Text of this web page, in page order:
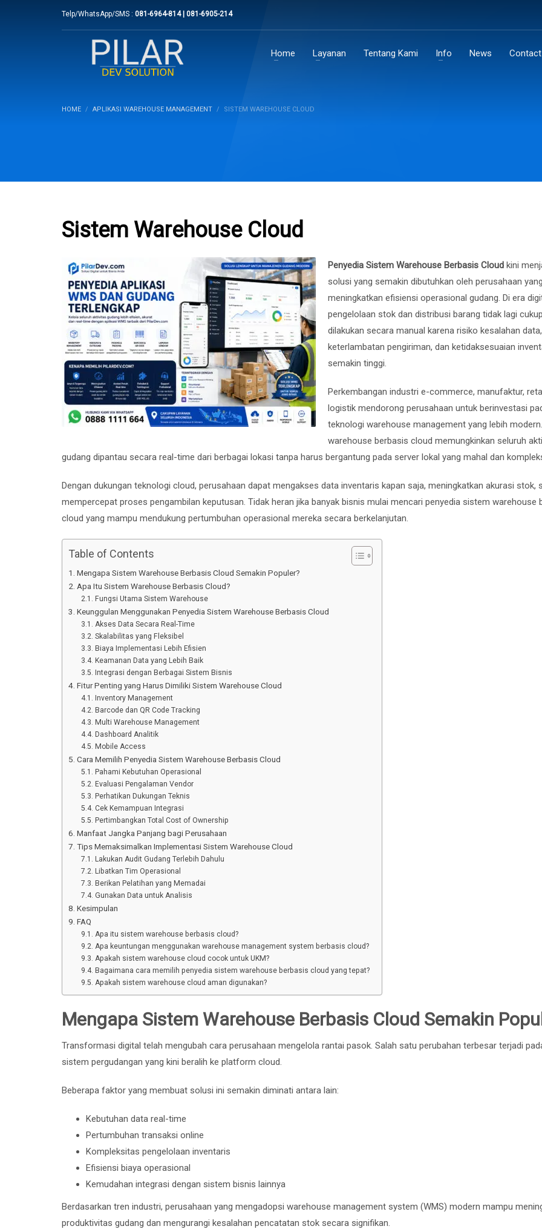
Telp/WhatsApp/SMS : 081-6964-814 | 081-6905-214
Home Layanan Tentang Kami Info News
HOME APLIKASI WAREHOUSE MANAGEMENT SISTEM WAREHOUSE CLOUD
Sistem Warehouse Cloud
Penyedia Sistem Warehouse Berbasis Cloud kini
solusi yang semakin dibutuhkan oleh perusahaan
meningkatkan efisiensi operasional gudang. Di era
pengelolaan stok dan distribusi barang tidak lagi cukup
dilakukan secara manual karena risiko kesalahan data,
keterlambatan pengiriman, dan ketidaksesuaian
semakin tinggi.
Perkembangan industri e-commerce, manufaktur,
logistik mendorong perusahaan untuk berinvestasi
teknologi warehouse management yang lebih
warehouse berbasis cloud memungkinkan seluruh
gudang dipantau secara real-time dari berbagai lokasi tanpa harus bergantung pada server lokal yang mahal dan
Dengan dukungan teknologi cloud, perusahaan dapat mengakses data inventaris kapan saja, meningkatkan akurasi stok,
mempercepat proses pengambilan keputusan. Tidak heran jika banyak bisnis mulai mencari penyedia sistem warehouse
cloud yang mampu mendukung pertumbuhan operasional mereka secara berkelanjutan.
Table of Contents
Mengapa Sistem Warehouse Berbasis Cloud Semakin Populer?
Apa Itu Sistem Warehouse Berbasis Cloud?
Fungsi Utama Sistem Warehouse
Keunggulan Menggunakan Penyedia Sistem Warehouse Berbasis Cloud
Akses Data Secara Real-Time
Skalabilitas yang Fleksibel
Biaya Implementasi Lebih Efisien
Keamanan Data yang Lebih Baik
Integrasi dengan Berbagai Sistem Bisnis
Fitur Penting yang Harus Dimiliki Sistem Warehouse Cloud
Inventory Management
Barcode dan QR Code Tracking
Multi Warehouse Management
Dashboard Analitik
Mobile Access
Cara Memilih Penyedia Sistem Warehouse Berbasis Cloud
Pahami Kebutuhan Operasional
Evaluasi Pengalaman Vendor
Perhatikan Dukungan Teknis
Cek Kemampuan Integrasi
Pertimbangkan Total Cost of Ownership
Manfaat Jangka Panjang bagi Perusahaan
Tips Memaksimalkan Implementasi Sistem Warehouse Cloud
Lakukan Audit Gudang Terlebih Dahulu
Libatkan Tim Operasional
Berikan Pelatihan yang Memadai
Gunakan Data untuk Analisis
Kesimpulan
FAQ
Apa itu sistem warehouse berbasis cloud?
Apa keuntungan menggunakan warehouse management system berbasis cloud?
Apakah sistem warehouse cloud cocok untuk UKM?
Bagaimana cara memilih penyedia sistem warehouse berbasis cloud yang tepat?
Apakah sistem warehouse cloud aman digunakan?
Mengapa Sistem Warehouse Berbasis Cloud Semakin
Transformasi digital telah mengubah cara perusahaan mengelola rantai pasok. Salah satu perubahan terbesar terjadi
sistem pergudangan yang kini beralih ke platform cloud.
Beberapa faktor yang membuat solusi ini semakin diminati antara lain:
Kebutuhan data real-time
Pertumbuhan transaksi online
Kompleksitas pengelolaan inventaris
Efisiensi biaya operasional
Kemudahan integrasi dengan sistem bisnis lainnya
Berdasarkan tren industri, perusahaan yang mengadopsi warehouse management system (WMS) modern mampu
produktivitas gudang dan mengurangi kesalahan pencatatan stok secara signifikan.